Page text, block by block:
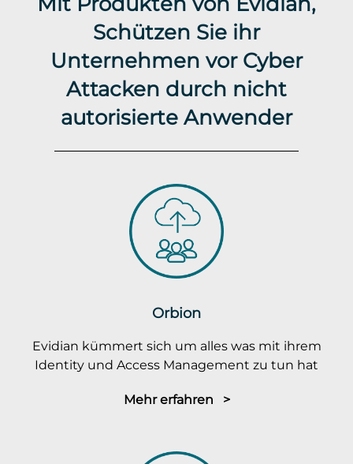
Schützen Sie ihr
Unternehmen vor Cyber
Attacken durch nicht
autorisierte Anwender
Orbion
Evidian kümmert sich um alles was mit ihrem
Identity und Access Management zu tun hat
Mehr erfahren >